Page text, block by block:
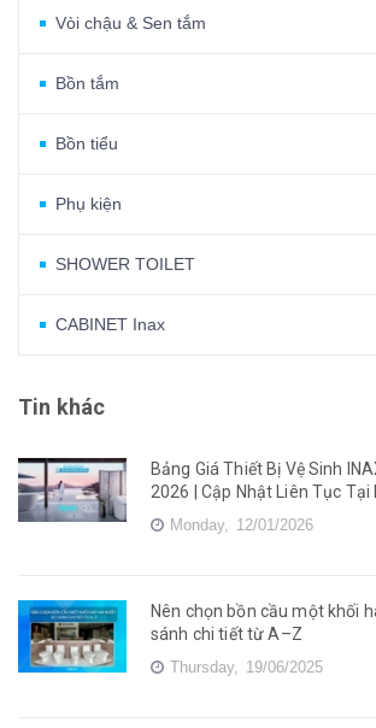
Vòi chậu & Sen tắm
Bồn tắm
Bồn tiểu
Phụ kiện
SHOWER TOILET
CABINET Inax
Tin khác
Bảng Giá Thiết Bị Vệ Sinh
2026 | Cập Nhật Liên Tục Tại
Monday, 12/01/2026
Nên chọn bồn cầu một khối
sánh chi tiết từ A–Z
Thursday, 19/06/2025